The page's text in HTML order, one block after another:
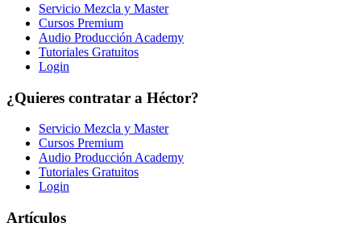
Servicio Mezcla y Master
Cursos Premium
Audio Producción Academy
Tutoriales Gratuitos
Login
¿Quieres contratar a Héctor?
Servicio Mezcla y Master
Cursos Premium
Audio Producción Academy
Tutoriales Gratuitos
Login
Artículos